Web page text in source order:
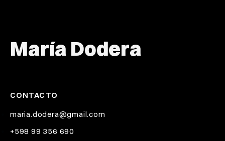
María Dodera
CONTACTO
maria.dodera@gmail.com
+598 99 356 690